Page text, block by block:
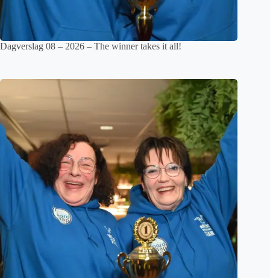
Dagverslag 08 – 2026 – The winner takes it all!